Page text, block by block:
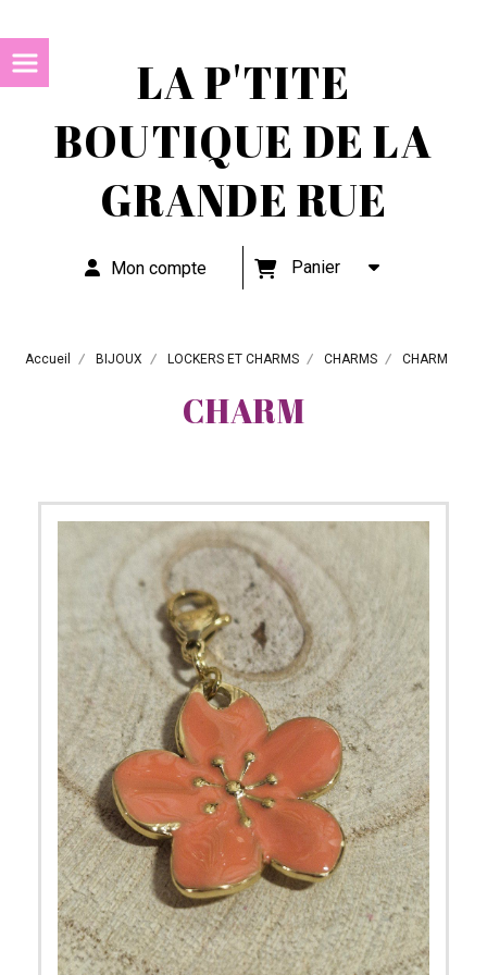
LA P'TITE
BOUTIQUE DE LA
GRANDE RUE
Mon compte Panier
Accueil BIJOUX LOCKERS ET CHARMS CHARMS CHARM
CHARM